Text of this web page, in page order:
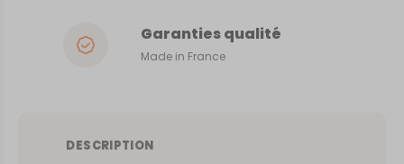
Garanties qualité
Made in France
DESCRIPTION